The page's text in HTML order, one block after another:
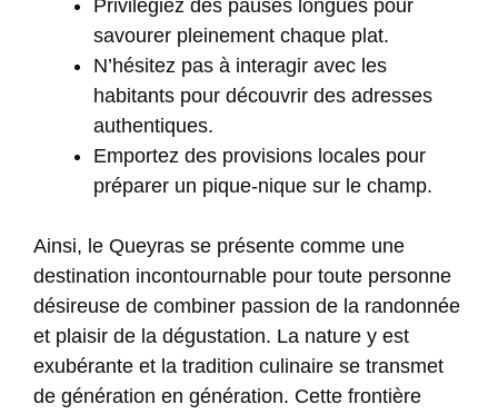
Privilégiez des pauses longues pour
savourer pleinement chaque plat.
N’hésitez pas à interagir avec les
habitants pour découvrir des adresses
authentiques.
Emportez des provisions locales pour
préparer un pique-nique sur le champ.
Ainsi, le Queyras se présente comme une
destination incontournable pour toute personne
désireuse de combiner passion de la randonnée
et plaisir de la dégustation. La nature y est
exubérante et la tradition culinaire se transmet
de génération en génération. Cette frontière